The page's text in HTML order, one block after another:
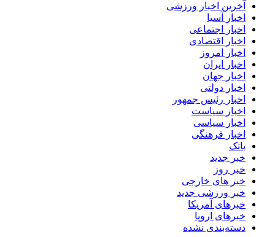
آخرین اخبار ورزشی
اخبار آسیا
اخبار اجتماعی
اخبار اقتصادی
اخبار امروز
اخبار ایران
اخبار جهان
اخبار دولتی
اخبار رئیس جمهور
اخبار سیاست
اخبار سیاسی
اخبار فرهنگی
بانک
خبر جدید
خبر روز
خبر های خارجی
خبر ورزشی جدید
خبرهای آمریکا
خبرهای اروپا
دسته‌بندی نشده